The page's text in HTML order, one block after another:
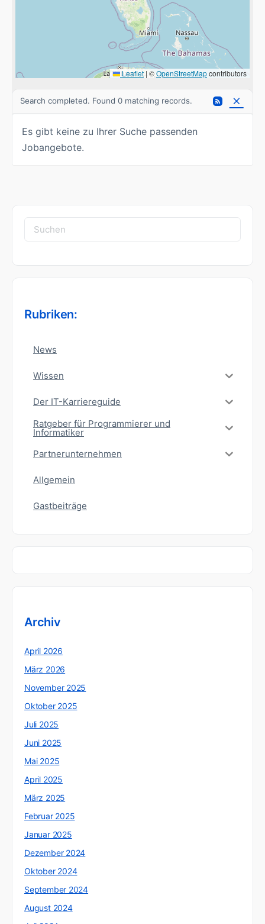
Leaflet | ©OpenStreetMapcontributors
Search completed. Found 0 matching records.
Es gibt keine zu Ihrer Suche passenden
Jobangebote.
Suchen
nach:
Rubriken:
News
Wissen
Der IT-Karriereguide
Ratgeber für Programmierer und
Informatiker
Partnerunternehmen
Allgemein
Gastbeiträge
Archiv
April 2026
März 2026
November 2025
Oktober 2025
Juli 2025
Juni 2025
Mai 2025
April 2025
März 2025
Februar 2025
Januar 2025
Dezember 2024
Oktober 2024
September 2024
August 2024